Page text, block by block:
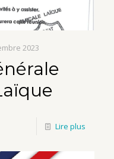
2023
Lire plus